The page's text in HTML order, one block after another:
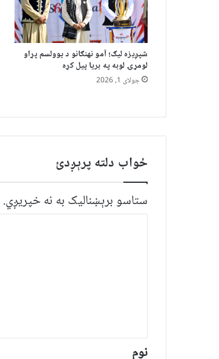
شپږیزه لیګ؛ آمو نهنګانو د یوولسم پړاو
لومړۍ لوبه په بریا پیل کړه
جولای 1, 2026
ځواب دلته پرېږدئ
ستاسو برېښناليک به نه خپريږي.
*
نوم